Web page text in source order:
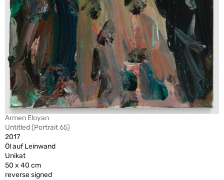
Armen Eloyan
Untitled (Portrait 65)
2017
Öl auf Leinwand
Unikat
50 x 40 cm
reverse signed